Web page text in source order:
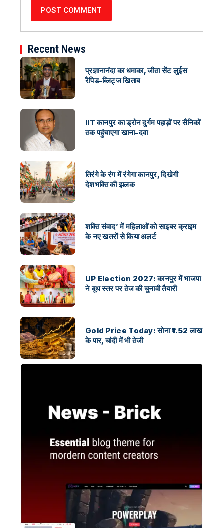
Recent News
प्रज्ञानानंदा का धमाका, जीता सेंट लुईस
रैपिड-ब्लिट्ज खिताब
IIT कानपुर का ड्रोन दुर्गम पहाड़ों पर सैनिकों
तक पहुंचाएगा खाना-दवा
तिरंगे के रंग में रंगेगा कानपुर, दिखेगी
देशभक्ति की झलक
शक्ति संवाद’ में महिलाओं को साइबर क्राइम
के नए खतरों से किया अलर्ट
UP Election 2027: कानपुर में भाजपा
ने बूथ स्तर पर तेज की चुनावी तैयारी
Gold Price Today: सोना ₹1.52 लाख
के पार, चांदी में भी तेजी